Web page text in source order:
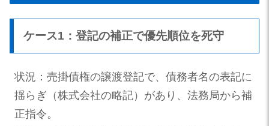
ケース1：登記の補正で優先順位を死守
状況：売掛債権の譲渡登記で、債務者名の表記に
揺らぎ（株式会社の略記）があり、法務局から補
正指令。